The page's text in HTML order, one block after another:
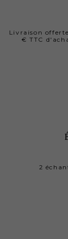
Livraison
€ TTC
2